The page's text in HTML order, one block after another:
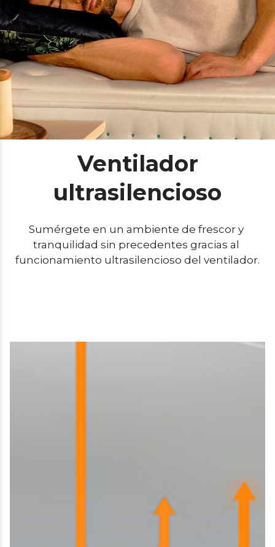
Ventilador
ultrasilencioso
Sumérgete en un ambiente de frescor y
tranquilidad sin precedentes gracias al
funcionamiento ultrasilencioso del ventilador.